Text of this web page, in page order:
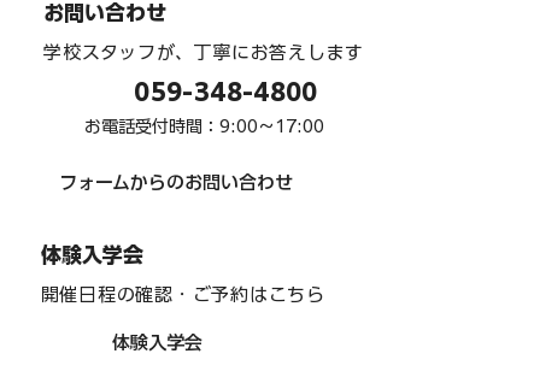
インターアクト部 「team one」 駅周辺
清掃 ６月
お問い合わせ
学校スタッフが、丁寧にお答えします
フォームからのお問い合わせ
059-348-4800
お電話受付時間：9:00〜17:00
体験入学会
開催日程の確認・ご予約はこちら
体験入学会